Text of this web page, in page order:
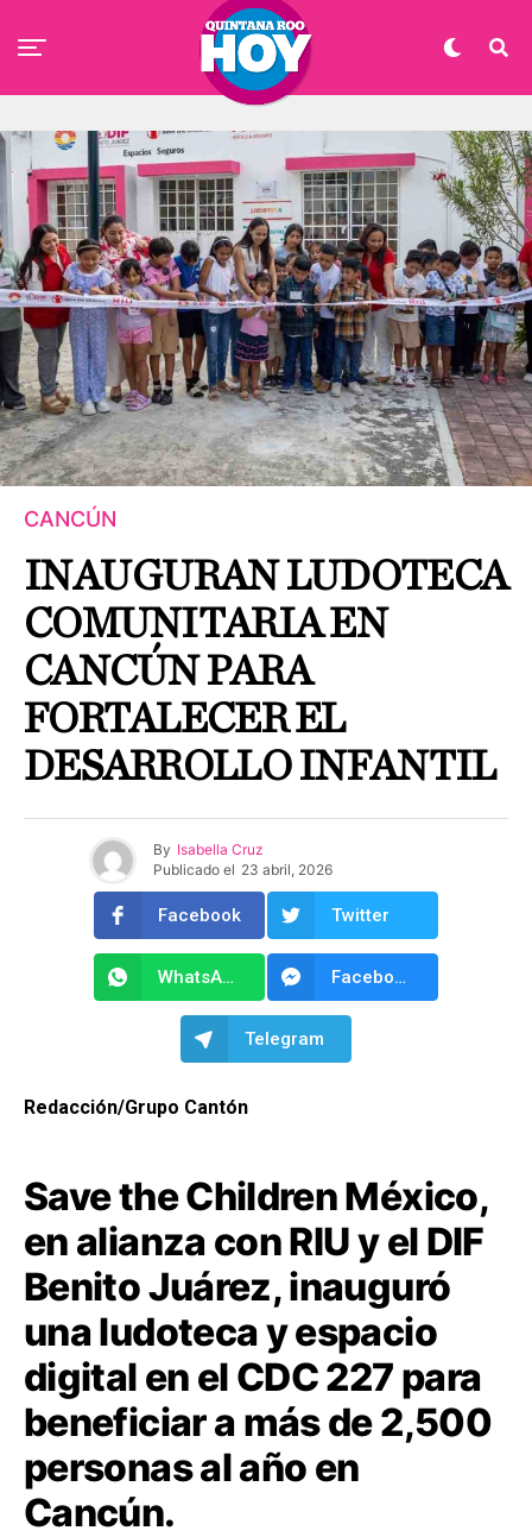
CANCÚN
INAUGURAN LUDOTECA
COMUNITARIA EN
CANCÚN PARA
FORTALECER EL
DESARROLLO INFANTIL
By Isabella Cruz
Publicado el 23 abril, 2026
Facebook Twitter
WhatsApp Facebook Messenger
Telegram
Redacción/Grupo Cantón
Save the Children México,
en alianza con RIU y el DIF
Benito Juárez, inauguró
una ludoteca y espacio
digital en el CDC 227 para
beneficiar a más de 2,500
personas al año en
Cancún.